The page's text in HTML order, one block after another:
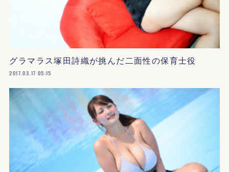
グラマラス塚田詩織が挑んだ二面性の保育士役
2017.03.17 05:15